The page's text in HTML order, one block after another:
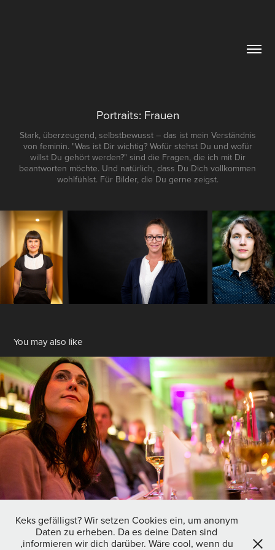
Portraits: Frauen
Stark, überzeugend, selbstbewusst – das ist mein Verständnis
von feminin. "Was ist Dir wichtig? Wofür stehst Du und wofür
willst Du gehört werden?" sind die Fragen, die ich mit Dir
beantworten möchte. Und natürlich, dass Du Dich vollkommen
wohlfühlst. Für Bilder, die Du gerne zeigst.
You may also like
Events
2022
Keks gefälligst? Wir setzen Cookies ein, um anonym
Daten zu erheben. Da es deine Daten sind
,informieren wir dich darüber. Wäre cool, wenn du